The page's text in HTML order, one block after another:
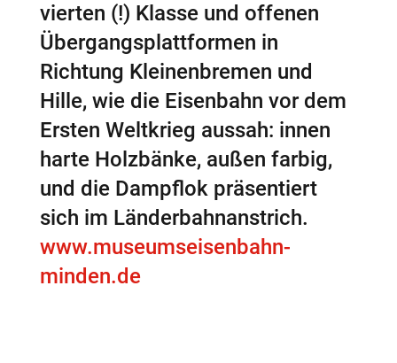
vierten (!) Klasse und offenen
Übergangsplattformen in
Richtung Kleinenbremen und
Hille, wie die Eisenbahn vor dem
Ersten Weltkrieg aussah: innen
harte Holzbänke, außen farbig,
und die Dampflok präsentiert
sich im Länderbahnanstrich.
www.museumseisenbahn-
minden.de